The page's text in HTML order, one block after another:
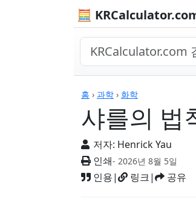
🧮
홈 › 과학 › 화학
샤를의 법
저자: Henrick Yau
인쇄- 2026년 8월 5일
인용| 링크| 공유
계산기